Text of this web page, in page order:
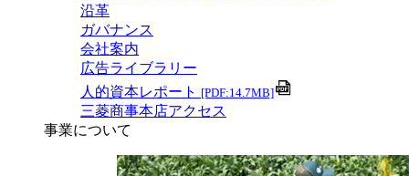
沿革
ガバナンス
会社案内
広告ライブラリー
人的資本レポート [PDF:14.7MB]
三菱商事本店アクセス
事業について